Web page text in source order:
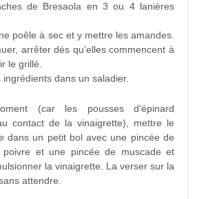
de Bresaola en 3 ou 4 lanières
poêle à sec et y mettre les amandes.
arrêter dès qu’elles commencent à
le grillé.
ingrédients dans un saladier.
(car les pousses d’épinard
contact de la vinaigrette), mettre le
dans un petit bol avec une pincée de
et une pincée de muscade et
la vinaigrette. La verser sur la
attendre.